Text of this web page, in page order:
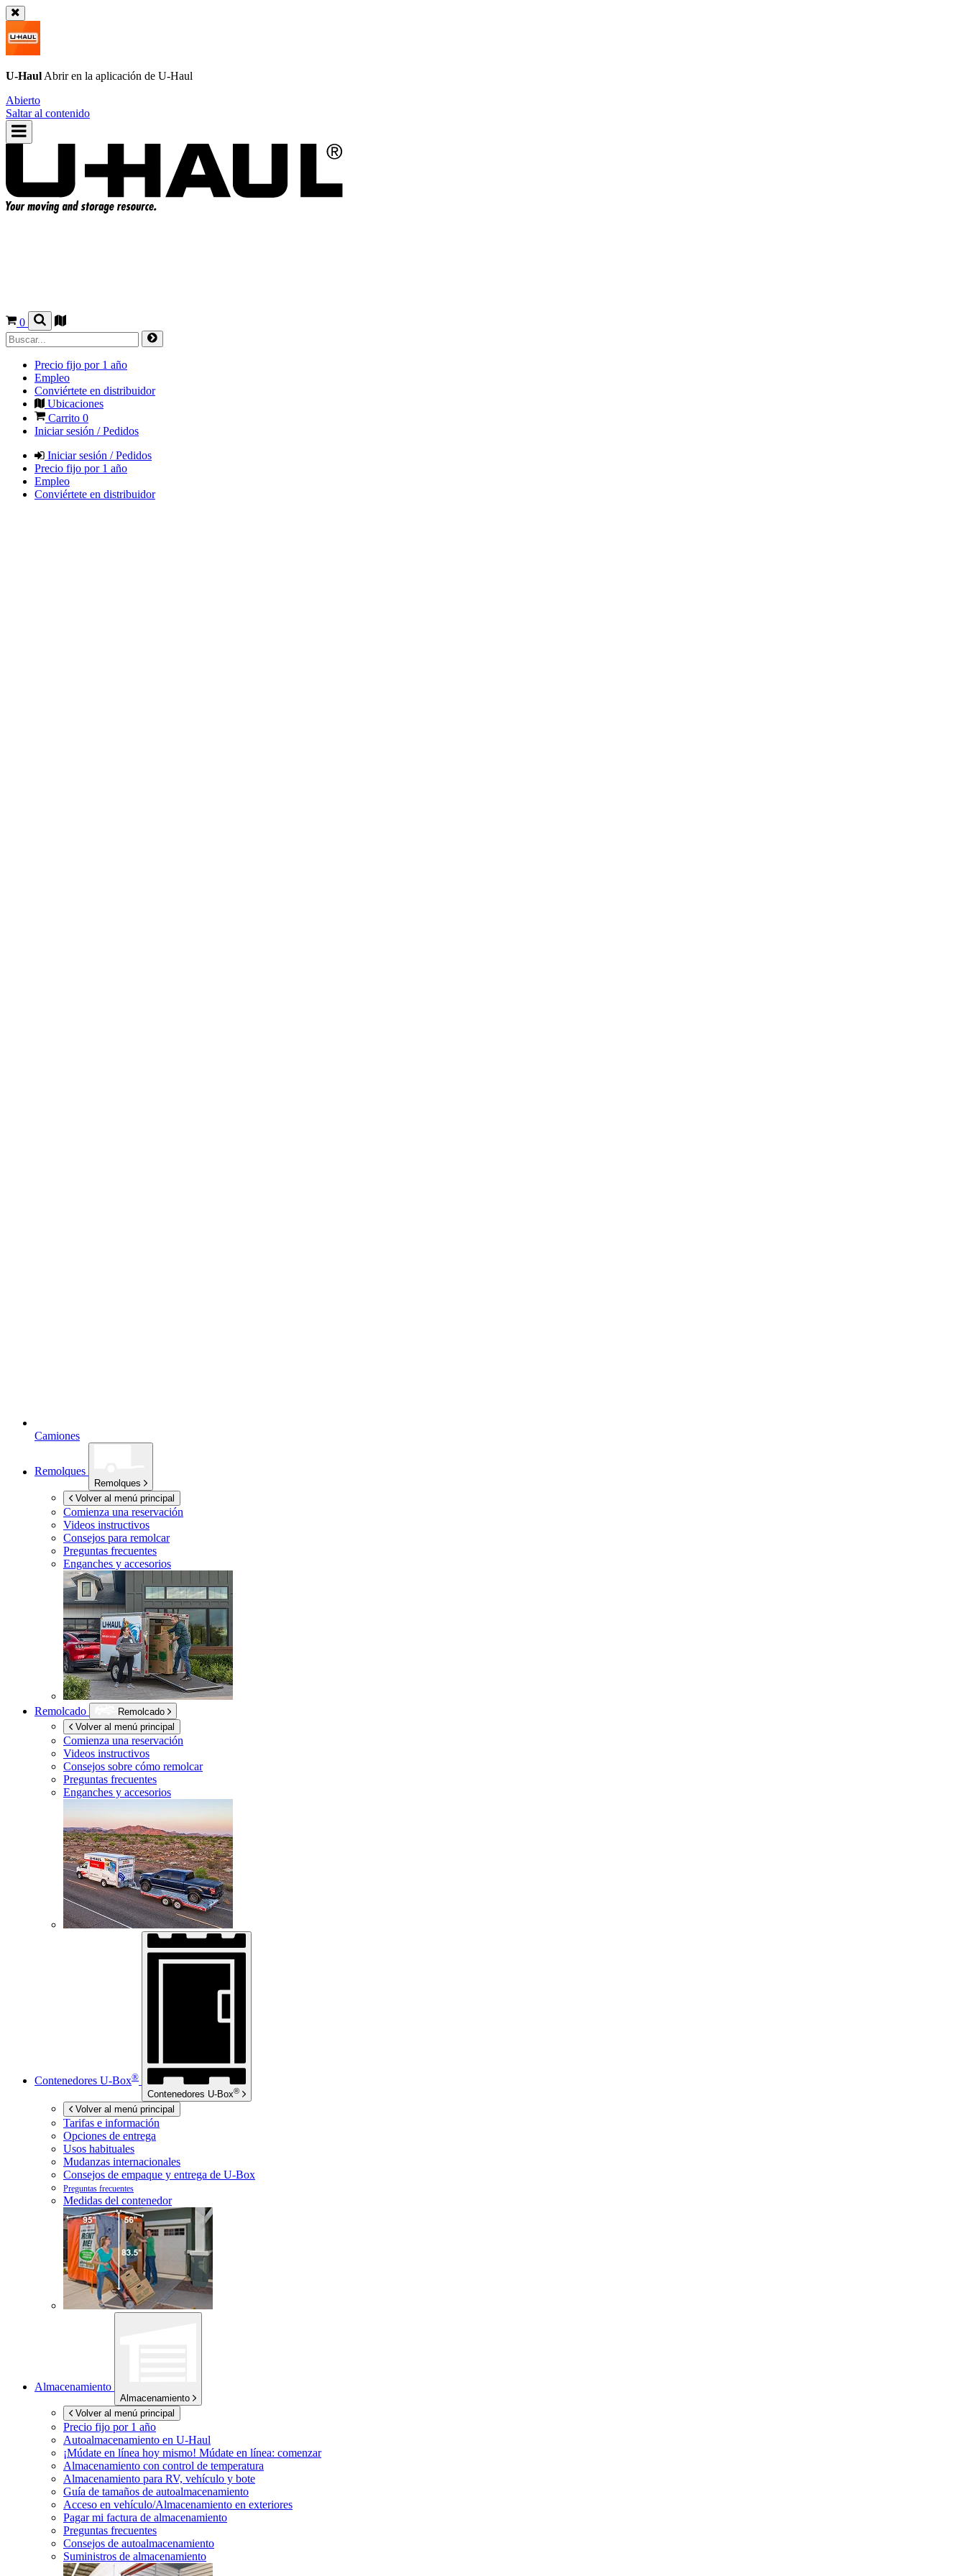
U-Haul Abrir en la aplicación de U-Haul
Abierto
Saltar al contenido
0
Precio fijo por 1 año
Empleo
Conviértete en distribuidor
Ubicaciones
Carrito 0
Iniciar sesión / Pedidos
Iniciar sesión / Pedidos
Precio fijo por 1 año
Empleo
Conviértete en distribuidor
Camiones
Remolques
Remolques
Volver al menú principal
Comienza una reservación
Videos instructivos
Consejos para remolcar
Preguntas frecuentes
Enganches y accesorios
Remolcado
Remolcado
Volver al menú principal
Comienza una reservación
Videos instructivos
Consejos sobre cómo remolcar
Preguntas frecuentes
Enganches y accesorios
Contenedores U-Box®
Contenedores U-Box®
Volver al menú principal
Tarifas e información
Opciones de entrega
Usos habituales
Mudanzas internacionales
Consejos de empaque y entrega de U-Box
Preguntas frecuentes
Medidas del contenedor
Almacenamiento
Almacenamiento
Volver al menú principal
Precio fijo por 1 año
Autoalmacenamiento en U-Haul
¡Múdate en línea hoy mismo! Múdate en línea: comenzar
Almacenamiento con control de temperatura
Almacenamiento para RV, vehículo y bote
Guía de tamaños de autoalmacenamiento
Acceso en vehículo/Almacenamiento en exteriores
Pagar mi factura de almacenamiento
Preguntas frecuentes
Consejos de autoalmacenamiento
Suministros de almacenamiento